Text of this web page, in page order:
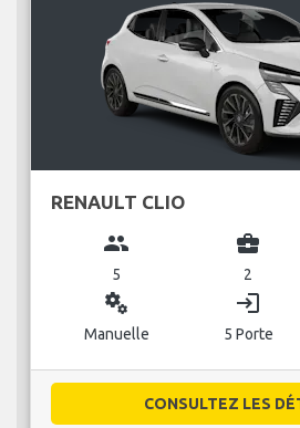
RENAULT CLIO
group
5
business_center
2
miscellaneous_services
Manuelle
login
5 Porte
CONSULTEZ LES